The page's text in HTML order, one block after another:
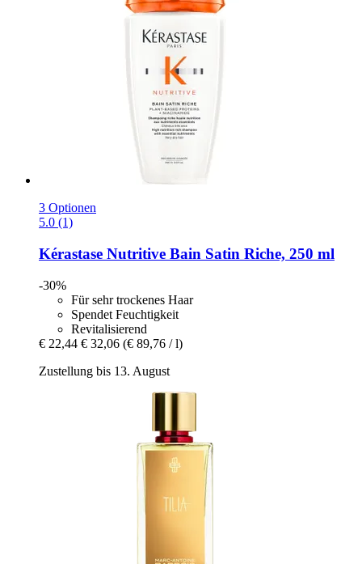
3 Optionen
5.0 (1)
Kérastase Nutritive Bain Satin Riche, 250 ml
-30%
Für sehr trockenes Haar
Spendet Feuchtigkeit
Revitalisierend
€ 22,44 € 32,06 (€ 89,76 / l)
Zustellung bis 13. August